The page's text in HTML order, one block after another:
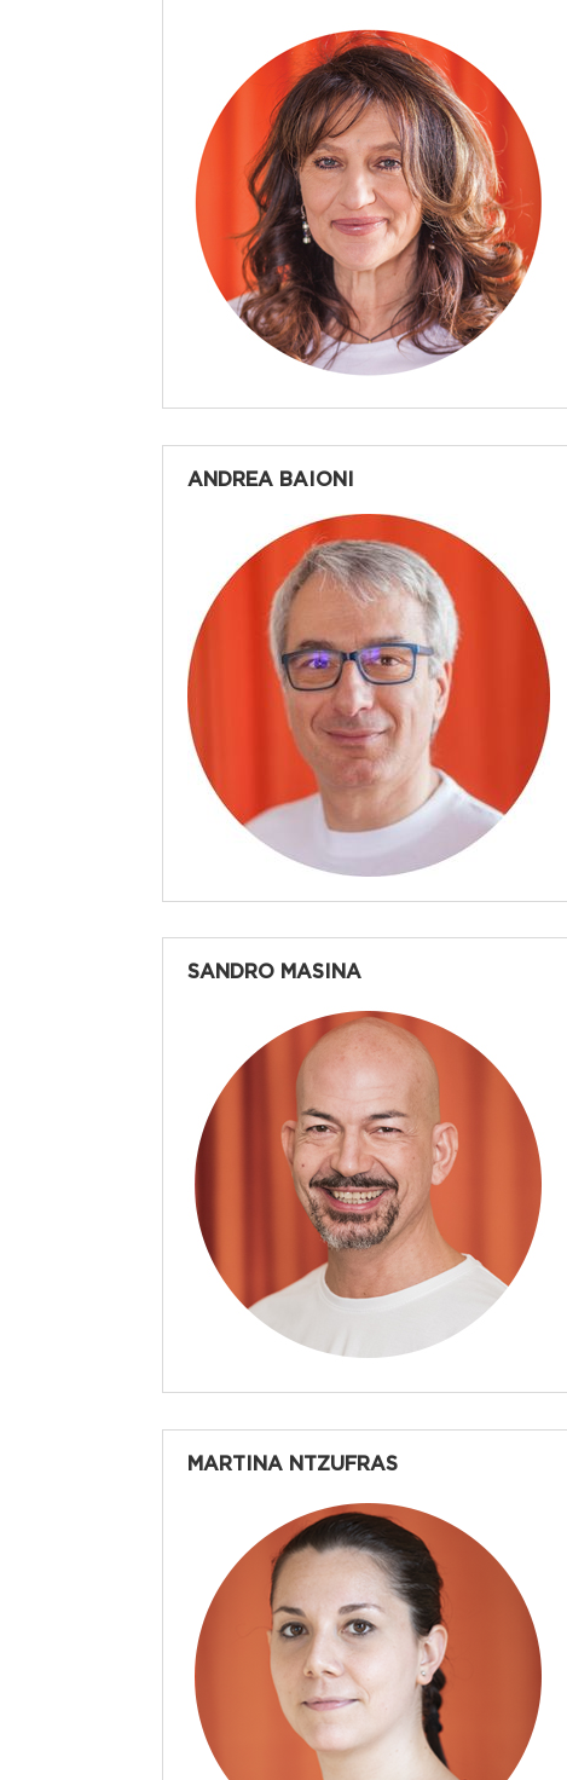
ANDREA BAIONI
SANDRO MASINA
MARTINA NTZUFRAS